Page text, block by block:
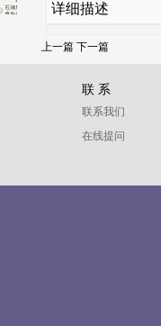
详细描述
上一篇 下一篇
联 系
联系我们
在线提问